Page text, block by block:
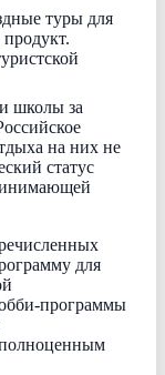
туры для
школы за
на них не
статус
для
программы